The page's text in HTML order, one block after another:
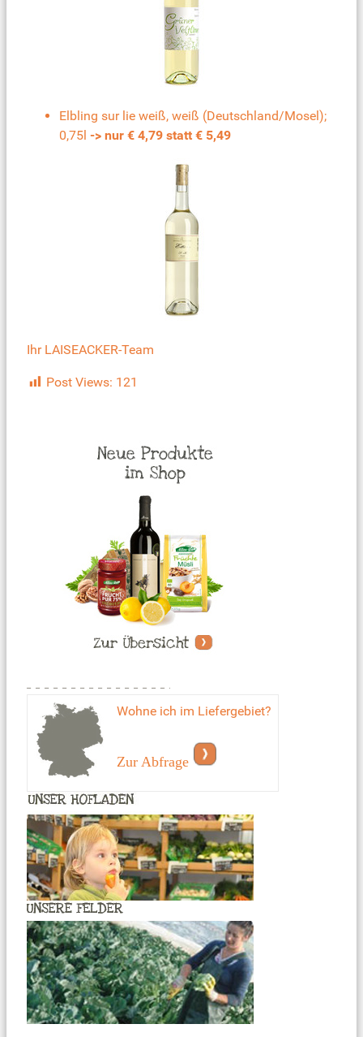
Elbling sur lie weiß, weiß (Deutschland/Mosel);
0,75l -> nur € 4,79 statt € 5,49
Ihr LAISEACKER-Team
Post Views: 121
Wohne ich im Liefergebiet?
Zur Abfrage